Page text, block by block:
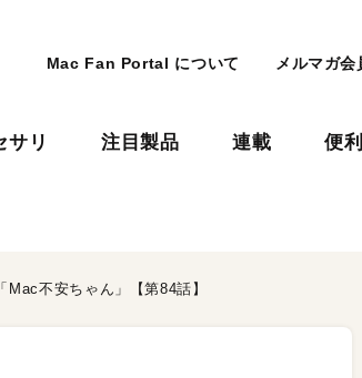
Mac Fan Portal について メルマガ会
サリ 注目製品 連載 便
Mac不安ちゃん」【第84話】